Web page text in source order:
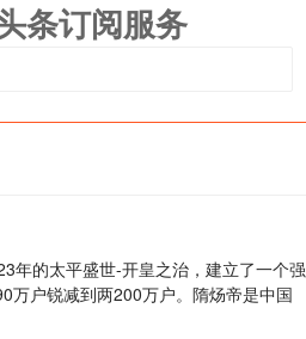
条订阅服务
年的太平盛世-开皇之治，建立了一个强
万户锐减到两200万户。隋炀帝是中国